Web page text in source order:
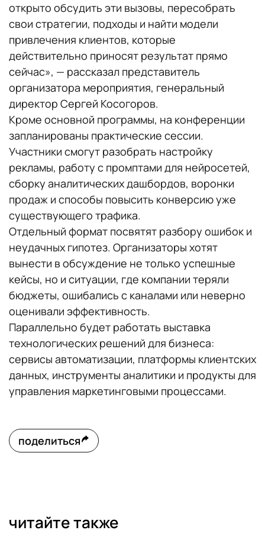
открыто обсудить эти вызовы, пересобрать
свои стратегии, подходы и найти модели
привлечения клиентов, которые
действительно приносят результат прямо
сейчас», — рассказал представитель
организатора мероприятия, генеральный
директор Сергей Косогоров.
Кроме основной программы, на конференции
запланированы практические сессии.
Участники смогут разобрать настройку
рекламы, работу с промптами для нейросетей,
сборку аналитических дашбордов, воронки
продаж и способы повысить конверсию уже
существующего трафика.
Отдельный формат посвятят разбору ошибок и
неудачных гипотез. Организаторы хотят
вынести в обсуждение не только успешные
кейсы, но и ситуации, где компании теряли
бюджеты, ошибались с каналами или неверно
оценивали эффективность.
Параллельно будет работать выставка
технологических решений для бизнеса:
сервисы автоматизации, платформы клиентских
данных, инструменты аналитики и продукты для
управления маркетинговыми процессами.
поделиться
читайте также